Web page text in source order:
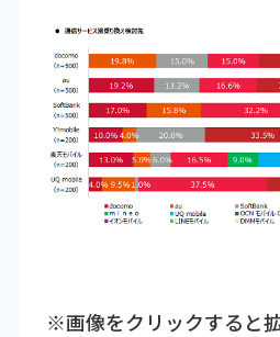
※画像をクリックすると